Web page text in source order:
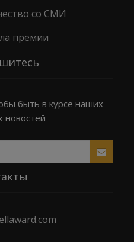
со СМИ
премии
быть в курсе наших
новостей